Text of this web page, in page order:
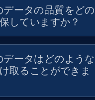
537+ 今すぐ購入
ータの品質をどの
していますか？
ータはどのような
取ることができま